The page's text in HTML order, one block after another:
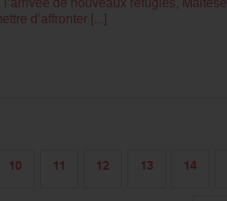
d’affronter [...]
10 11 12 13 14